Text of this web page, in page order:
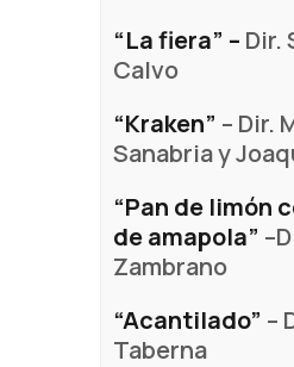
“La fiera” – Dir.
Calvo
“Kraken” – Dir.
Sanabria y
“Pan de limón
de amapola”
Zambrano
“Acantilado” –
Taberna